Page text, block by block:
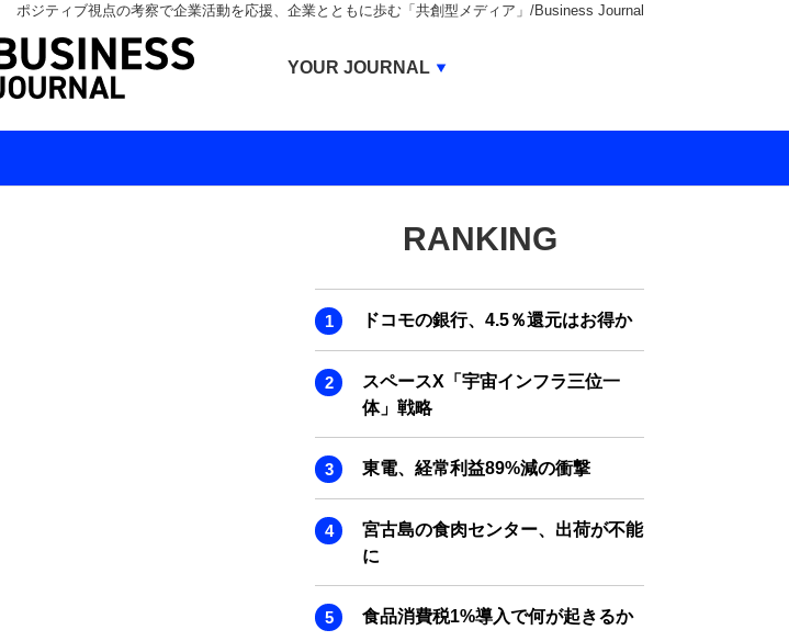
ポジティブ視点の考察で企業活動を応援、企業とともに歩む「共創型メディア」/Business Journal
RANKING
ドコモの銀行、4.5％還元はお得か
スペースX「宇宙インフラ三位一
体」戦略
東電、経常利益89%減の衝撃
宮古島の食肉センター、出荷が不能
に
食品消費税1%導入で何が起きるか
YOUR JOURNAL
BUSINESS JOURNAL
IVS JOURNAL
ENERGY MANAGEMENT JOURNAL
INBOUND JOURNAL
LIFE ENDING JOURNAL
AI JOURNAL
REAL ESTATE BROKERAGE JOURNAL
SMART MARKETING JOURNAL
BPaaS JOURNAL